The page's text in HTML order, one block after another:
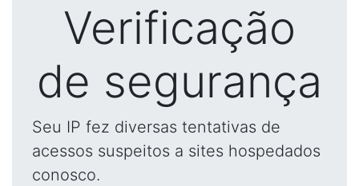
Verificação
de segurança
Seu IP fez diversas tentativas de
acessos suspeitos a sites hospedados
conosco.